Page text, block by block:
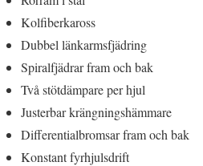
Kolfiberkaross
Dubbel länkarmsfjädring
Spiralfjädrar fram och bak
Två stötdämpare per hjul
Justerbar krängningshämmare
Differentialbromsar fram och bak
Konstant fyrhjulsdrift